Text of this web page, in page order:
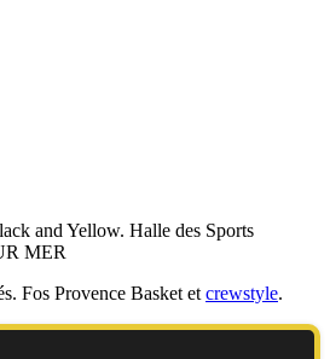
and Yellow. Halle des Sports
MER
Fos Provence Basket et crewstyle.